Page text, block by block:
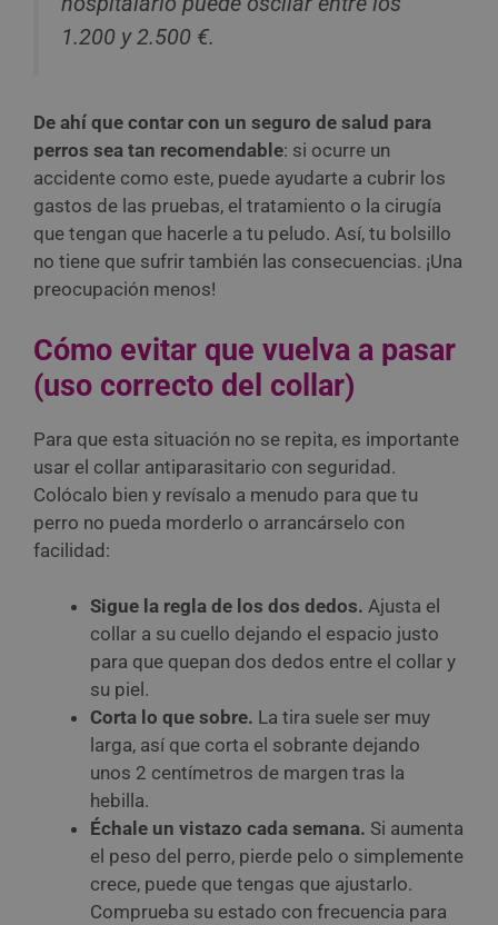
1.200 y 2.500 €.
De ahí que contar con un seguro de salud para
perros sea tan recomendable: si ocurre un
accidente como este, puede ayudarte a cubrir los
gastos de las pruebas, el tratamiento o la cirugía
que tengan que hacerle a tu peludo. Así, tu bolsillo
no tiene que sufrir también las consecuencias. ¡Una
preocupación menos!
Cómo evitar que vuelva a pasar
(uso correcto del collar)
Para que esta situación no se repita, es importante
usar el collar antiparasitario con seguridad.
Colócalo bien y revísalo a menudo para que tu
perro no pueda morderlo o arrancárselo con
facilidad:
Sigue la regla de los dos dedos. Ajusta el
collar a su cuello dejando el espacio justo
para que quepan dos dedos entre el collar y
su piel.
Corta lo que sobre. La tira suele ser muy
larga, así que corta el sobrante dejando
unos 2 centímetros de margen tras la
hebilla.
Échale un vistazo cada semana. Si aumenta
el peso del perro, pierde pelo o simplemente
crece, puede que tengas que ajustarlo.
Comprueba su estado con frecuencia para